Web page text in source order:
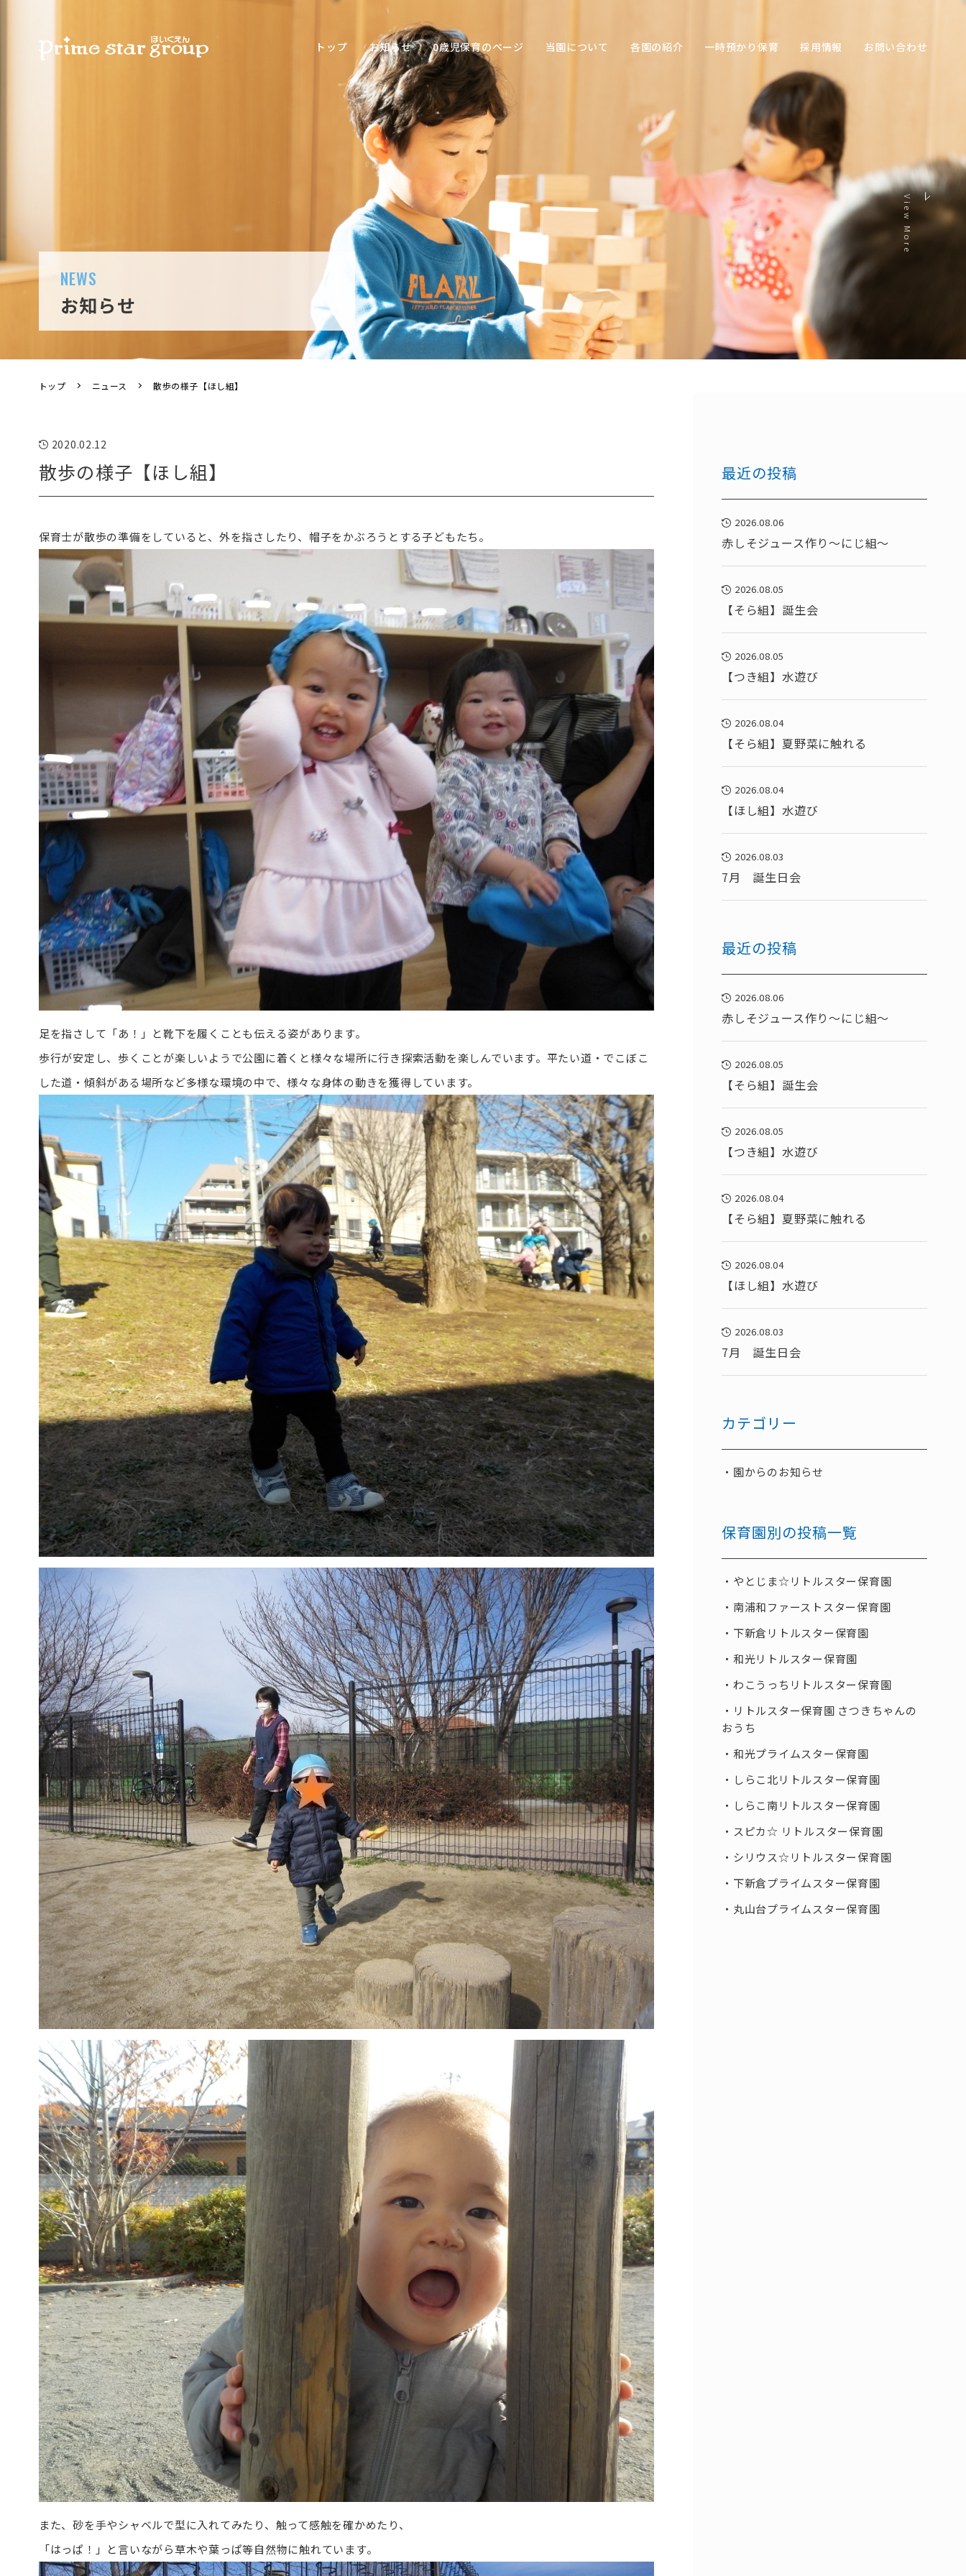
トップ お知らせ 0歳児保育のページ 当園について
環境
色
各園の紹介 一時預かり保育 採用情報 お問い合わせ
NEWS
お知らせ
View More
トップ ニュース 散歩の様子【ほし組】
2020.02.12
散歩の様子【ほし組】
保育士が散歩の準備をしていると、外を指さしたり、帽子をかぶろうとする子どもたち。
足を指さして「あ！」と靴下を履くことも伝える姿があります。
歩行が安定し、歩くことが楽しいようで公園に着くと様々な場所に行き探索活動を楽しんでいます。平たい道・でこぼこ
した道・傾斜がある場所など多様な環境の中で、様々な身体の動きを獲得しています。
また、砂を手やシャベルで型に入れてみたり、触って感触を確かめたり、
「はっぱ！」と言いながら草木や葉っぱ等自然物に触れています。
最近の投稿
2026.08.06
赤しそジュース作り～にじ組～
2026.08.05
【そら組】誕生会
2026.08.05
【つき組】水遊び
2026.08.04
【そら組】夏野菜に触れる
2026.08.04
【ほし組】水遊び
2026.08.03
7月 誕生日会
最近の投稿
2026.08.06
赤しそジュース作り～にじ組～
2026.08.05
【そら組】誕生会
2026.08.05
【つき組】水遊び
2026.08.04
【そら組】夏野菜に触れる
2026.08.04
【ほし組】水遊び
2026.08.03
7月 誕生日会
カテゴリー
園からのお知らせ
保育園別の投稿一覧
やとじま☆リトルスター保育園
南浦和ファーストスター保育園
下新倉リトルスター保育園
和光リトルスター保育園
わこうっちリトルスター保育園
リトルスター保育園 さつきちゃんの
おうち
和光プライムスター保育園
しらこ北リトルスター保育園
しらこ南リトルスター保育園
スピカ☆ リトルスター保育園
シリウス☆リトルスター保育園
下新倉プライムスター保育園
丸山台プライムスター保育園